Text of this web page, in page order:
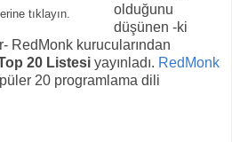
tıklayın.
olduğunu
düşünen -ki
RedMonk kurucularından
20 Listesi yayınladı. RedMonk
20 programlama dili